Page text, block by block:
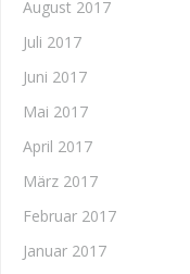
August 2017
Juli 2017
Juni 2017
Mai 2017
April 2017
März 2017
Februar 2017
Januar 2017